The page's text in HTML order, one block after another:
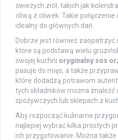
świeżych ziół, takich jak
oliwą z oliwek. Takie
idealny do głównych dań.
Dobrze jest również zaopatrzyć
które są podstawą wielu
swojej kuchni oryginalny sos
pasuje do mięs, a także
które dodadzą potrawom
tych składników można znaleźć
spożywczych lub sklepach z
Aby rozpocząć kulinarne
najlepiej wybrać kilka prostych
ich przygotowanie. Można